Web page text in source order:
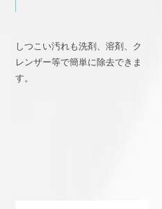
しつこい汚れも洗剤、溶剤、ク
レンザー等で簡単に除去できま
す。